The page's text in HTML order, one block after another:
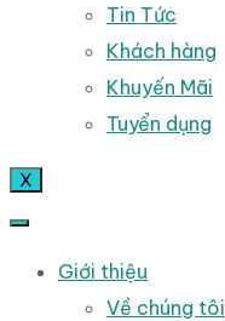
Tin Tức
Khách hàng
Khuyến Mãi
Tuyển dụng
X
Giới thiệu
Về chúng tôi